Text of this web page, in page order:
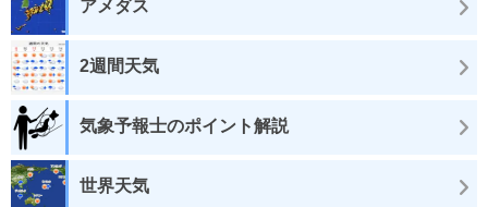
アメダス
2週間天気
気象予報士のポイント解説
世界天気